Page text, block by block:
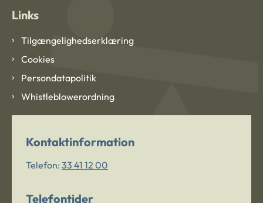
Links
Tilgængelighedserklæring
Cookies
Persondatapolitik
Whistleblowerordning
Kontaktinformation
Telefon: 33 41 12 00
Telefontider